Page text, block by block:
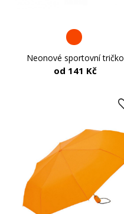
Neonové sportovní tričko
od 141 Kč